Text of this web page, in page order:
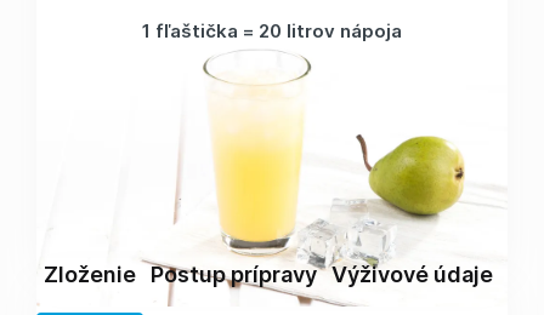
1 fľaštička = 20 litrov nápoja
Zloženie Postup prípravy Výživové údaje